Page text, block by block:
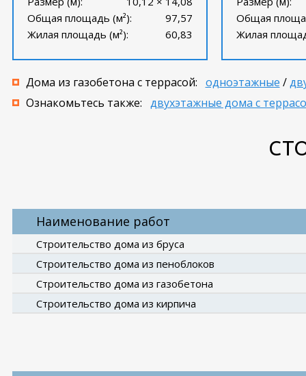
Общая площадь (м²):
97,57
Жилая площадь (м²):
60,83
Общая
Жилая
Дома из газобетона с террасой: одноэтажные /
Ознакомьтесь также: двухэтажные дома с
Наименование работ
Строительство дома из бруса
Строительство дома из пеноблоков
Строительство дома из газобетона
Строительство дома из кирпича